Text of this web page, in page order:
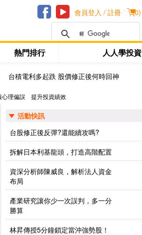
(0)
會員登入 / 註冊
熱門排行 人人學投資
台積電利多起跌 股價修正後何時回神
心理偏誤 提升投資績效
活動快訊
台股修正後反彈?還能續攻嗎?
拆解日本利基龍頭，打造高階配置
資深分析師陳威良，解析法人資金
布局
產業研究讓你少一次誤判，多一分
勝算
林昇傳授5分鐘鎖定當沖強勢股！